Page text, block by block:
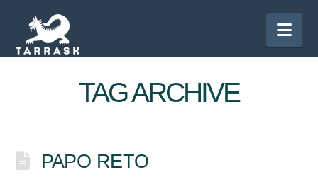
TAG ARCHIVE
PAPO RETO